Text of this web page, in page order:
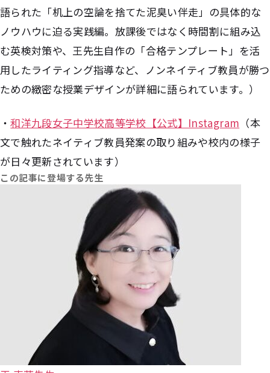
語られた「机上の空論を捨てた泥臭い伴走」の具体的な
ノウハウに迫る実践編。放課後ではなく時間割に組み込
む英検対策や、王先生自作の「合格テンプレート」を活
用したライティング指導など、ノンネイティブ教員が勝つ
ための緻密な授業デザインが詳細に語られています。）
・和洋九段女子中学校高等学校【公式】Instagram （本
文で触れたネイティブ教員発案の取り組みや校内の様子
が日々更新されています）
この記事に登場する先生